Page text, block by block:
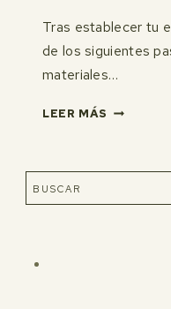
Tras establecer tu
de los siguientes
materiales…
LEER MÁS
Buscar